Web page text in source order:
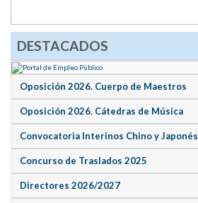
DESTACADOS
Oposición 2026. Cuerpo de Maestros
Oposición 2026. Cátedras de Música
Convocatoria Interinos Chino y Japonés
Concurso de Traslados 2025
Directores 2026/2027